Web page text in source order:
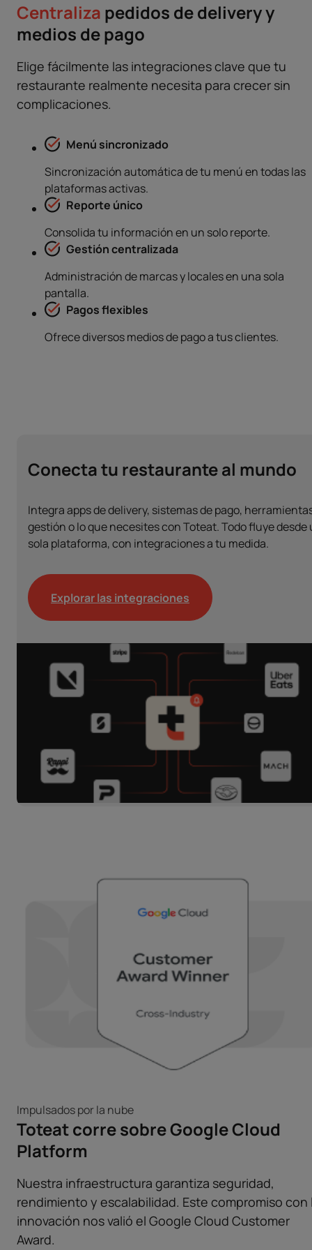
Centraliza pedidos de delivery y
medios de pago
Elige fácilmente las integraciones clave que tu
restaurante realmente necesita para crecer sin
complicaciones.
Menú sincronizado
Sincronización automática de tu menú en todas las
plataformas activas.
Reporte único
Consolida tu información en un solo reporte.
Gestión centralizada
Administración de marcas y locales en una sola
pantalla.
Pagos flexibles
Ofrece diversos medios de pago a tus clientes.
Conecta tu restaurante al mundo
Integra apps de delivery, sistemas de pago,
gestión o lo que necesites con Toteat. Todo fluye desde
sola plataforma, con integraciones a tu medida.
Explorar las integraciones
Impulsados por la nube
Toteat corre sobre Google Cloud
Platform
Nuestra infraestructura garantiza seguridad,
rendimiento y escalabilidad. Este compromiso con
innovación nos valió el Google Cloud Customer
Award.